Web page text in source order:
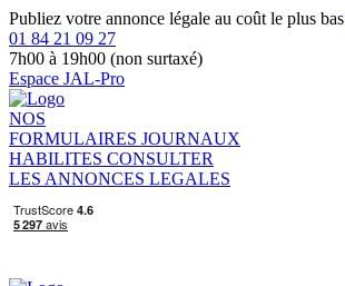
Publiez votre annonce légale au coût le plus bas
01 84 21 09 27
7h00 à 19h00 (non surtaxé)
Espace JAL-Pro
NOS
FORMULAIRES JOURNAUX
HABILITES CONSULTER
LES ANNONCES LEGALES